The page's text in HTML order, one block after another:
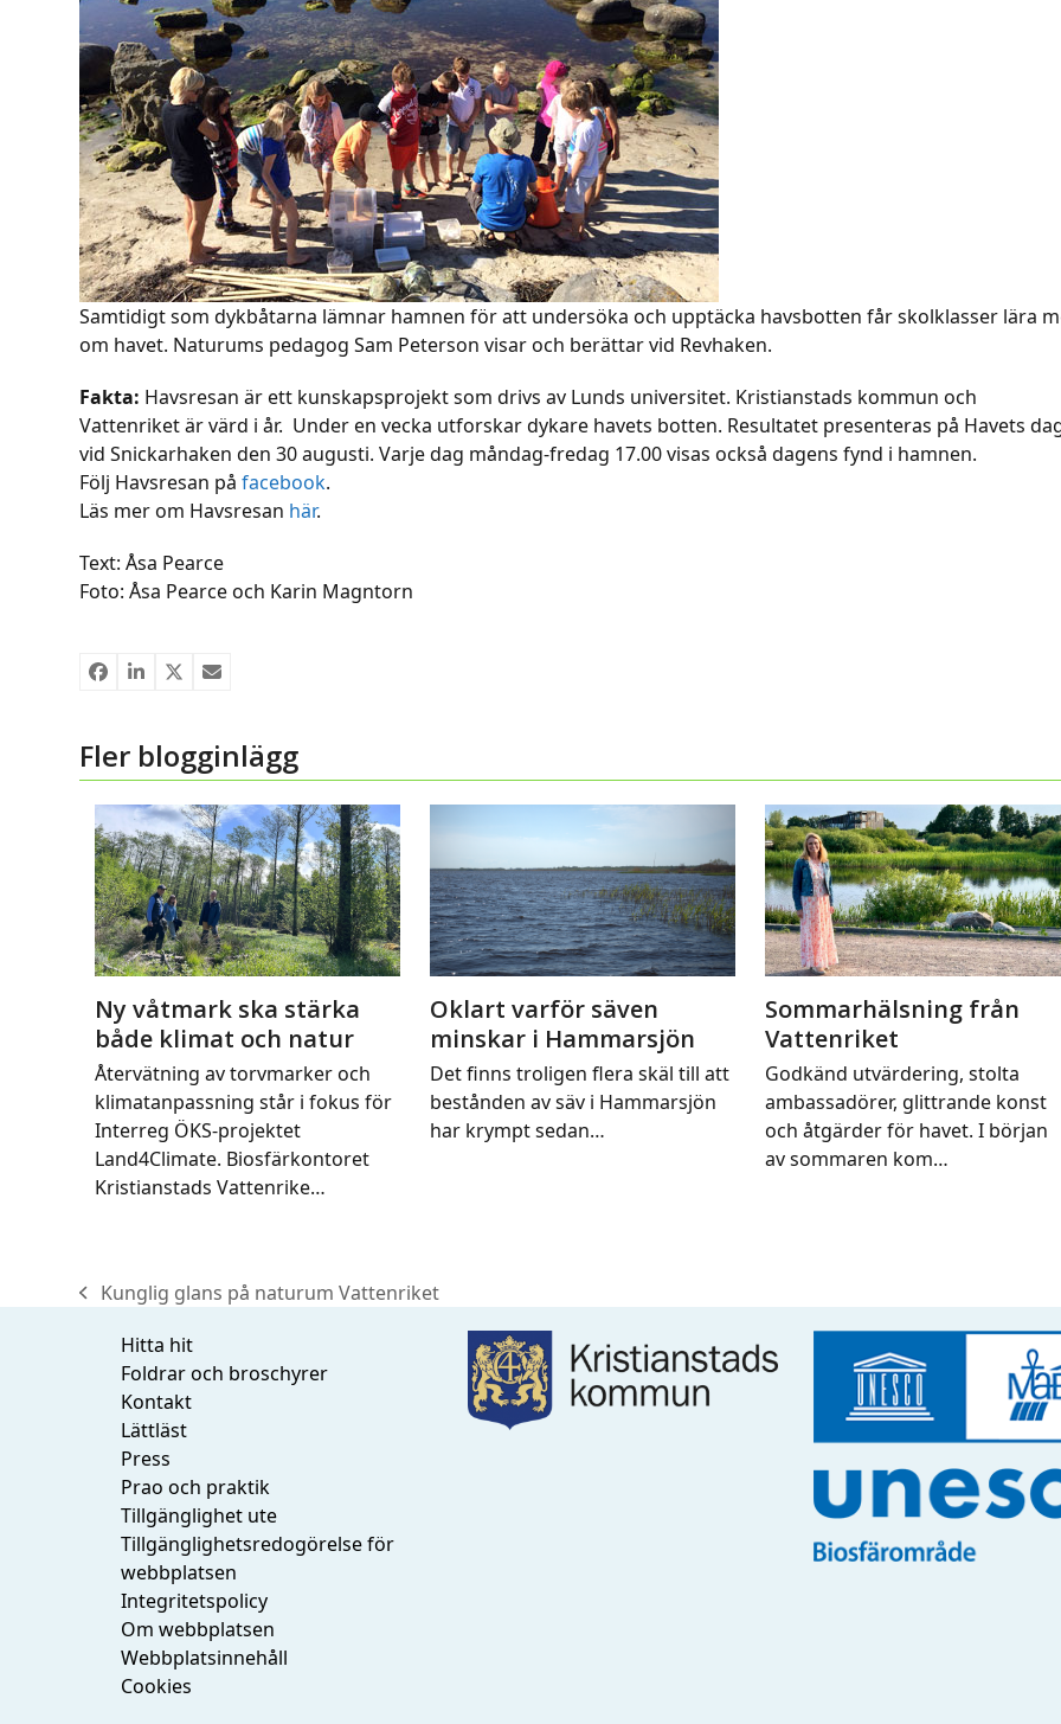
Samtidigt som dykbåtarna lämnar hamnen för att undersöka och upptäcka havsbotten får skolklasser lära
om havet. Naturums pedagog Sam Peterson visar och berättar vid Revhaken.
Fakta: Havsresan är ett kunskapsprojekt som drivs av Lunds universitet. Kristianstads kommun och
Vattenriket är värd i år. Under en vecka utforskar dykare havets botten. Resultatet presenteras på Havets
vid Snickarhaken den 30 augusti. Varje dag måndag-fredag 17.00 visas också dagens fynd i hamnen.
Följ Havsresan på facebook.
Läs mer om Havsresan här.
Text: Åsa Pearce
Foto: Åsa Pearce och Karin Magntorn
Fler blogginlägg
Ny våtmark ska stärka
både klimat och natur
Återvätning av torvmarker och
klimatanpassning står i fokus för
Interreg ÖKS-projektet
Land4Climate. Biosfärkontoret
Kristianstads Vattenrike…
Oklart varför säven
minskar i Hammarsjön
Det finns troligen flera skäl till att
bestånden av säv i Hammarsjön
har krympt sedan…
Sommarhälsning från
Vattenriket
Godkänd utvärdering, stolta
ambassadörer, glittrande konst
och åtgärder för havet. I början
av sommaren kom…
previous
post:
Kunglig glans på naturum Vattenriket
Hitta hit
Foldrar och broschyrer
Kontakt
Lättläst
Press
Prao och praktik
Tillgänglighet ute
Tillgänglighetsredogörelse för
webbplatsen
Integritetspolicy
Om webbplatsen
Webbplatsinnehåll
Cookies